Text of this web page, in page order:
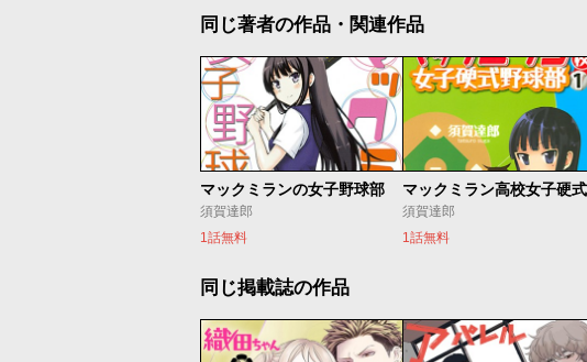
同じ著者の作品・関連作品
マックミランの女子野球部
須賀達郎
1話無料
須賀達郎
1話無料
同じ掲載誌の作品